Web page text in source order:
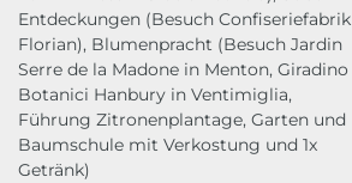
Entdeckungen (Besuch Confiseriefabrik
Florian), Blumenpracht (Besuch Jardin
Serre de la Madone in Menton, Giradino
Botanici Hanbury in Ventimiglia,
Führung Zitronenplantage, Garten und
Baumschule mit Verkostung und 1x
Getränk)